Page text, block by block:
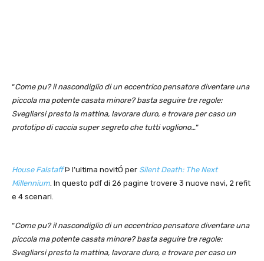
“Come pu? il nascondiglio di un eccentrico pensatore diventare una
piccola ma potente casata minore? basta seguire tre regole:
Svegliarsi presto la mattina, lavorare duro, e trovare per caso un
prototipo di caccia super segreto che tutti vogliono…“
House Falstaff Þ l’ultima novitÓ per Silent Death: The Next
Millennium. In questo pdf di 26 pagine trovere 3 nuove navi, 2 refit
e 4 scenari.
“Come pu? il nascondiglio di un eccentrico pensatore diventare una
piccola ma potente casata minore? basta seguire tre regole:
Svegliarsi presto la mattina, lavorare duro, e trovare per caso un